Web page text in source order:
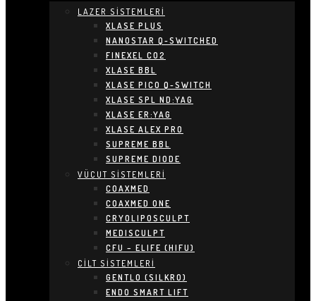
LAZER SİSTEMLERİ
XLASE PLUS
NANOSTAR Q-SWITCHED
FINEXEL CO2
XLASE BBL
XLASE PICO Q-SWITCH
XLASE SPL ND:YAG
XLASE ER:YAG
XLASE ALEX PRO
SUPREME BBL
SUPREME DIODE
VÜCUT SİSTEMLERİ
COAXMED
COAXMED ONE
CRYOLIPOSCULPT
MEDISCULPT
CFU – ELIFE (HIFU)
CİLT SİSTEMLERİ
GENTLO (SILKRO)
ENDO SMART LIFT